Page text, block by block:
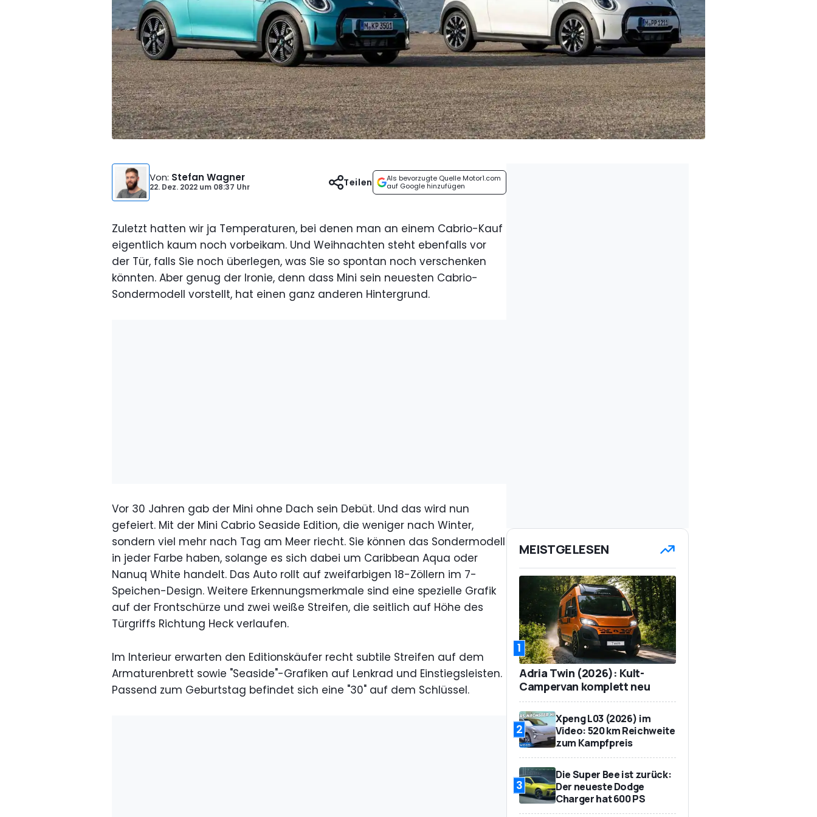
Von: Stefan Wagner
22. Dez. 2022 um 08:37 Uhr
Als bevorzugte Quelle Motor1.com
auf Google hinzufügen
Teilen
Zuletzt hatten wir ja Temperaturen, bei denen man an einem Cabrio-Kauf
eigentlich kaum noch vorbeikam. Und Weihnachten steht ebenfalls vor
der Tür, falls Sie noch überlegen, was Sie so spontan noch verschenken
könnten. Aber genug der Ironie, denn dass Mini sein neuesten Cabrio-
Sondermodell vorstellt, hat einen ganz anderen Hintergrund.
Vor 30 Jahren gab der Mini ohne Dach sein Debüt. Und das wird nun
gefeiert. Mit der Mini Cabrio Seaside Edition, die weniger nach Winter,
sondern viel mehr nach Tag am Meer riecht. Sie können das Sondermodell
in jeder Farbe haben, solange es sich dabei um Caribbean Aqua oder
Nanuq White handelt. Das Auto rollt auf zweifarbigen 18-Zöllern im 7-
Speichen-Design. Weitere Erkennungsmerkmale sind eine spezielle Grafik
auf der Frontschürze und zwei weiße Streifen, die seitlich auf Höhe des
Türgriffs Richtung Heck verlaufen.
Im Interieur erwarten den Editionskäufer recht subtile Streifen auf dem
Armaturenbrett sowie "Seaside"-Grafiken auf Lenkrad und Einstiegsleisten.
Passend zum Geburtstag befindet sich eine "30" auf dem Schlüssel.
MEISTGELESEN
1
Adria Twin (2026): Kult-
Campervan komplett neu
2
Xpeng L03 (2026) im
Video: 520 km Reichweite
zum Kampfpreis
3
Die Super Bee ist zurück:
Der neueste Dodge
Charger hat 600 PS